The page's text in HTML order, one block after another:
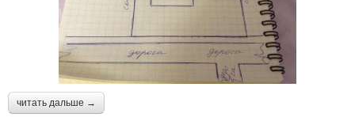
читать дальше →